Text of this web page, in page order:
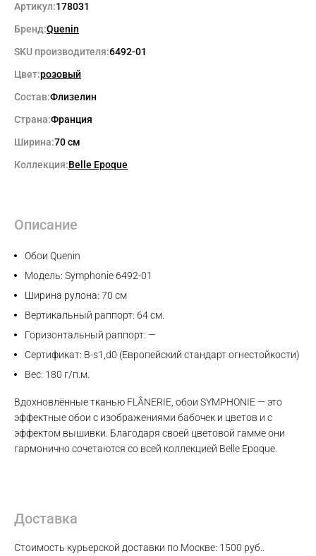
Артикул:178031
Бренд:Quenin
SKU производителя:6492-01
Цвет:розовый
Состав:Флизелин
Страна:Франция
Ширина:70 см
Коллекция:Belle Epoque
Описание
Обои Quenin
Модель: Symphonie 6492-01
Ширина рулона: 70 см
Вертикальный раппорт: 64 см.
Горизонтальный раппорт: —
Сертификат: B-s1,d0 (Европейский стандарт огнестойкости)
Вес: 180 г/п.м.
Вдохновлённые тканью FLÂNERIE, обои SYMPHONIE — это
эффектные обои с изображениями бабочек и цветов и с
эффектом вышивки. Благодаря своей цветовой гамме они
гармонично сочетаются со всей коллекцией Belle Epoque.
Доставка
Стоимость курьерской доставки по Москве: 1500 руб..